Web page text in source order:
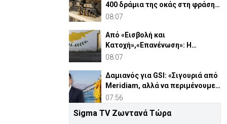
400 δράμια της οκάς στη φράση
που λέμε ακόμη
08:07
Από «Εισβολή και
Κατοχή»,«Επανένωση»: Η
χειραγώγηση της κοινής γνώμης
08:07
Δαμιανός για GSI: «Σιγουριά από
Meridiam, αλλά να περιμένουμε
την έκθεση ΕΤΕπ»
07:56
ΥΠΕΝ Ισραήλ: «Ελλάδα-ΗΠΑ
Sigma TV Ζωντανά Τώρα